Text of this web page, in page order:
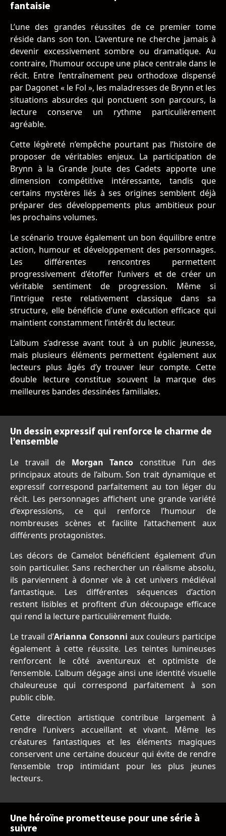
fantaisie
L’une des grandes réussites de ce premier tome
réside dans son ton. L’aventure ne cherche jamais à
devenir excessivement sombre ou dramatique. Au
contraire, l’humour occupe une place centrale dans le
récit. Entre l’entraînement peu orthodoxe dispensé
par Dagonet « le Fol », les maladresses de Brynn et les
situations absurdes qui ponctuent son parcours, la
lecture conserve un rythme particulièrement
agréable.
Cette légèreté n’empêche pourtant pas l’histoire de
proposer de véritables enjeux. La participation de
Brynn à la Grande Joute des Cadets apporte une
dimension compétitive intéressante, tandis que
certains mystères liés à ses origines semblent déjà
préparer des développements plus ambitieux pour
les prochains volumes.
Le scénario trouve également un bon équilibre entre
action, humour et développement des personnages.
Les différentes rencontres permettent
progressivement d’étoffer l’univers et de créer un
véritable sentiment de progression. Même si
l’intrigue reste relativement classique dans sa
structure, elle bénéficie d’une exécution efficace qui
maintient constamment l’intérêt du lecteur.
L’album s’adresse avant tout à un public jeunesse,
mais plusieurs éléments permettent également aux
lecteurs plus âgés d’y trouver leur compte. Cette
double lecture constitue souvent la marque des
meilleures bandes dessinées familiales.
Un dessin expressif qui renforce le charme de
l’ensemble
Le travail de Morgan Tanco constitue l’un des
principaux atouts de l’album. Son trait dynamique et
expressif correspond parfaitement au ton léger du
récit. Les personnages affichent une grande variété
d’expressions, ce qui renforce l’humour de
nombreuses scènes et facilite l’attachement aux
différents protagonistes.
Les décors de Camelot bénéficient également d’un
soin particulier. Sans rechercher un réalisme absolu,
ils parviennent à donner vie à cet univers médiéval
fantastique. Les différentes séquences d’action
restent lisibles et profitent d’un découpage efficace
qui rend la lecture particulièrement fluide.
Le travail d’Arianna Consonni aux couleurs participe
également à cette réussite. Les teintes lumineuses
renforcent le côté aventureux et optimiste de
l’ensemble. L’album dégage ainsi une identité visuelle
chaleureuse qui correspond parfaitement à son
public cible.
Cette direction artistique contribue largement à
rendre l’univers accueillant et vivant. Même les
créatures fantastiques et les éléments magiques
conservent une certaine douceur qui évite de rendre
l’ensemble trop intimidant pour les plus jeunes
lecteurs.
Une héroïne prometteuse pour une série à
suivre